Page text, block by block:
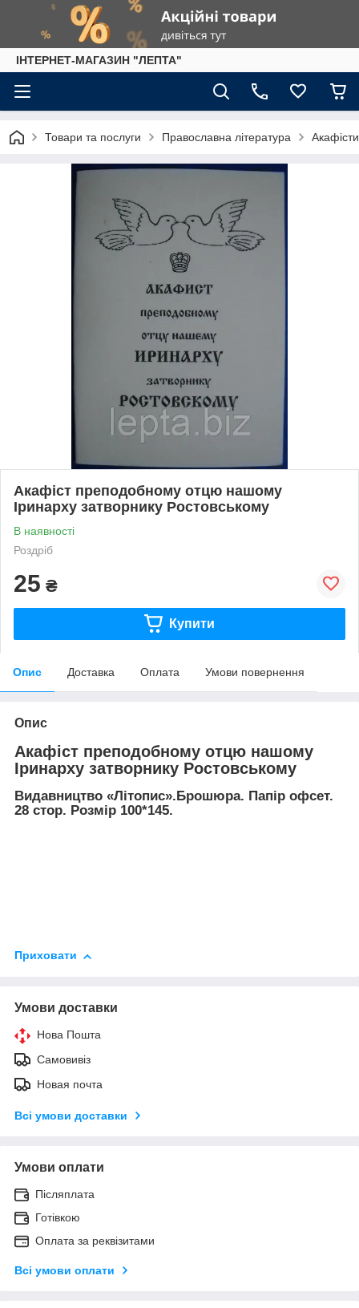
IНТЕРНЕТ-МАГАЗИН "ЛЕПТА"
Товари та послуги Православна література
Акафіст преподобному отцю нашому
Іринарху затворнику Ростовському
В наявності
Роздріб
25 ₴
Купити
Опис Доставка Оплата Умови повернення
Опис
Акафіст преподобному отцю нашому
Іринарху затворнику Ростовському
Видавництво «Літопис».Брошюра. Папір офсет.
28 стор. Розмір 100*145.
Приховати
Умови доставки
Нова Пошта
Самовивіз
Новая почта
Всі умови доставки
Умови оплати
Післяплата
Готівкою
Оплата за реквізитами
Всі умови оплати